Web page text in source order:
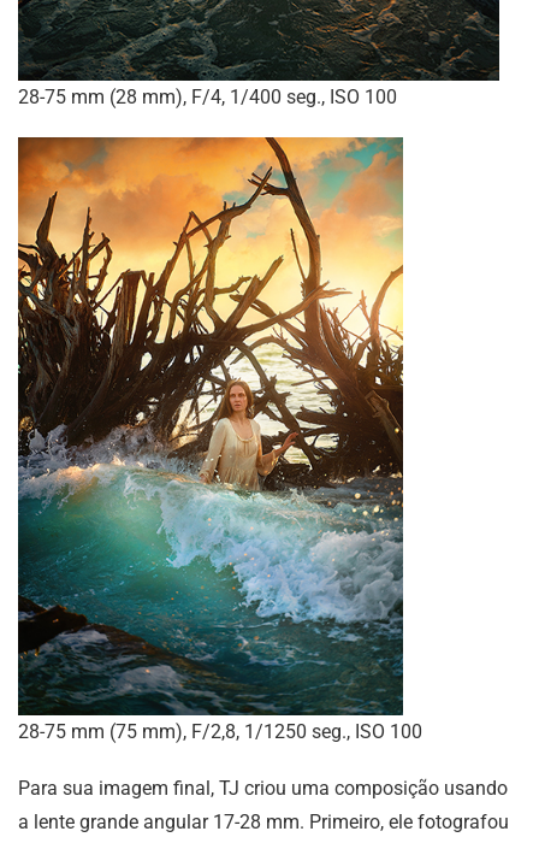
28-75 mm (28 mm), F/4, 1/400 seg., ISO 100
28-75 mm (75 mm), F/2,8, 1/1250 seg., ISO 100
Para sua imagem final, TJ criou uma composição usando
a lente grande angular 17-28 mm. Primeiro, ele fotografou